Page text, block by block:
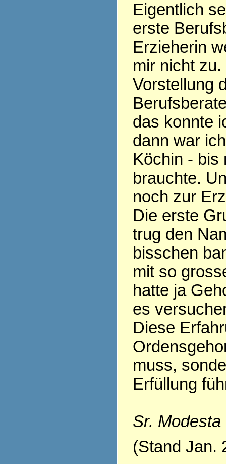
Eigentlich
erste
Erzieherin
mir nicht
Vorstellung
das konnte
dann war
Köchin - bis
brauchte.
noch zur
Die erste
trug den
bisschen
mit so
hatte ja
es
Diese
muss,
Erfüllung
Sr.
(Stand Jan.